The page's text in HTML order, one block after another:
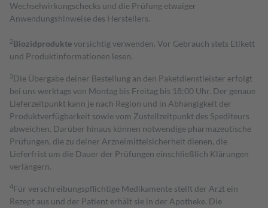
Wechselwirkungschecks und die Prüfung etwaiger
Anwendungshinweise des Herstellers.
2Biozidproduktevorsichtig verwenden. Vor Gebrauch stets Etikett
und Produktinformationen lesen.
3Die Übergabe deiner Bestellung an den Paketdienstleister erfolgt
bei uns werktags von Montag bis Freitag bis 18:00 Uhr. Der genaue
Lieferzeitpunkt kann je nach Region und in Abhängigkeit der
Produktverfügbarkeit sowie vom Zustellzeitpunkt des Spediteurs
abweichen. Darüber hinaus können notwendige pharmazeutische
Prüfungen, die zu deiner Arzneimittelsicherheit dienen, die
Lieferfrist um die Dauer der Prüfungen einschließlich Klärungen
verlängern.
4Für verschreibungspflichtige Medikamente stellt der Arzt ein
Rezept aus und der Patient erhält sie in der Apotheke. Die